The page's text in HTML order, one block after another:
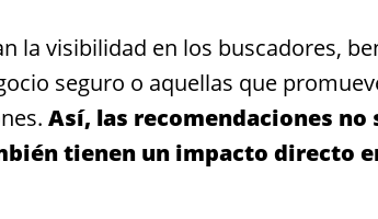
la visibilidad en los buscadores,
seguro o aquellas que
Así, las recomendaciones
tienen un impacto directo